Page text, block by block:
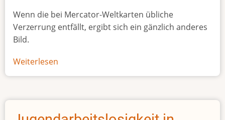
Wenn die bei Mercator-Weltkarten übliche
Verzerrung entfällt, ergibt sich ein gänzlich anderes
Bild.
Weiterlesen
Afrikas
Größe